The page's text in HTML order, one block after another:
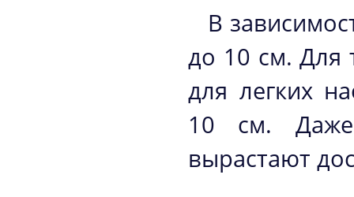
В
до 10 см. Для
для легких
10 см. Даже
вырастают